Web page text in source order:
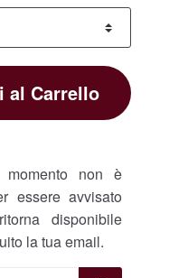
al Carrello
non è
essere avvisato
disponibile
la tua email.